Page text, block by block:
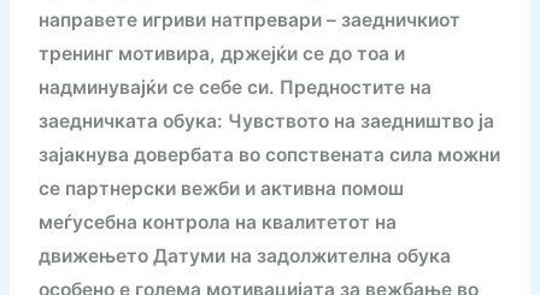
направете игриви натпревари – заедничкиот
тренинг мотивира, држејќи се до тоа и
надминувајќи се себе си. Предностите на
заедничката обука: Чувството на заедништво ја
зајакнува довербата во сопствената сила можни
се партнерски вежби и активна помош
меѓусебна контрола на квалитетот на
движењето Датуми на задолжителна обука
особено е голема мотивацијата за вежбање во